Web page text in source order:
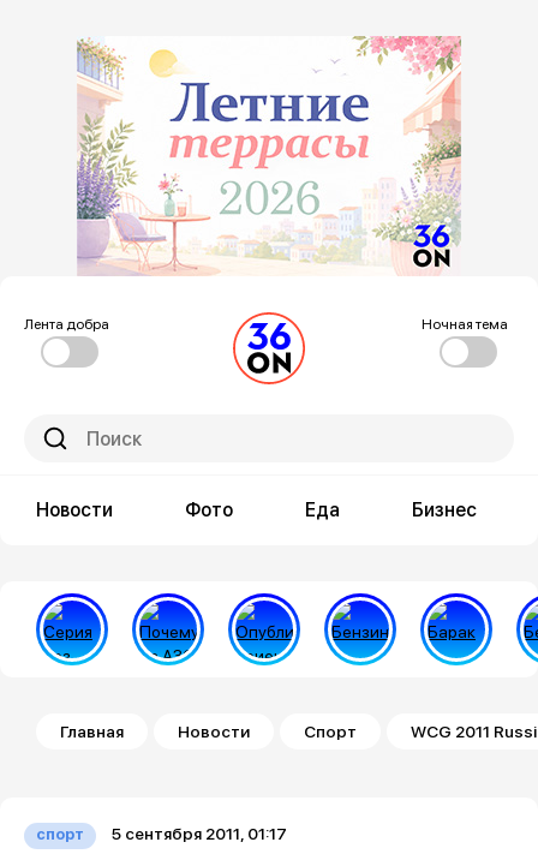
Лента добра Ночная тема
Новости Фото Еда Бизнес
Строка навигации
Главная Новости Спорт WCG 2011
спорт 5 сентября 2011, 01:17